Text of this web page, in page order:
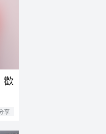
歡
享